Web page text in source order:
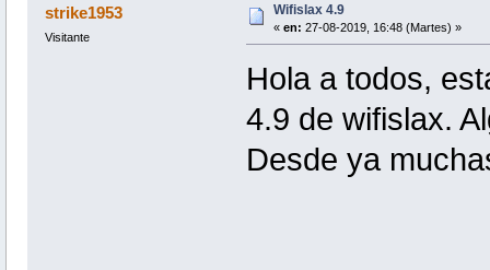
strike1953
Visitante
Wifislax 4.9
« en: 27-08-2019, 16:48 (Martes) »
Hola a todos,
4.9 de wifislax.
Desde ya